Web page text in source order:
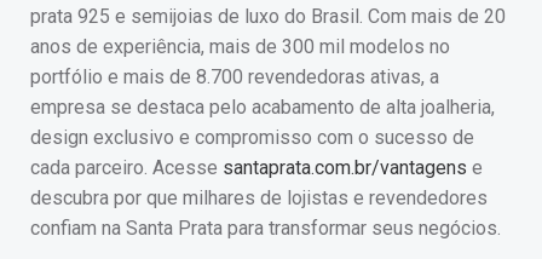
prata 925 e semijoias de luxo do Brasil. Com mais de 20
anos de experiência, mais de 300 mil modelos no
portfólio e mais de 8.700 revendedoras ativas, a
empresa se destaca pelo acabamento de alta joalheria,
design exclusivo e compromisso com o sucesso de
cada parceiro. Acesse santaprata.com.br/vantagens e
descubra por que milhares de lojistas e revendedores
confiam na Santa Prata para transformar seus negócios.